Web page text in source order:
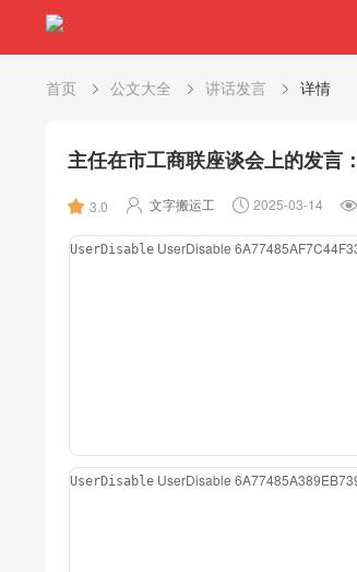
首页 公文大全 讲话发言 详情
主任在市工商联座谈会上的发言
3.0 文字搬运工 2025-03-14
UserDisable UserDisable
UserDisable UserDisable